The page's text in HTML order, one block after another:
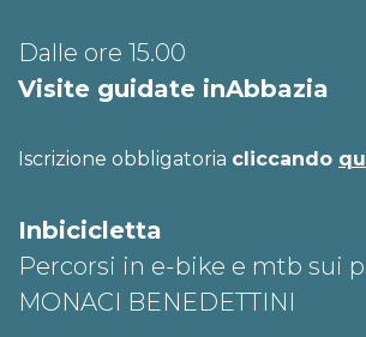
Dalle ore 15.00
Visite guidate inAbbazia
Iscrizione obbligatoria cliccando
Inbicicletta
Percorsi in e-bike e mtb sui
MONACI BENEDETTINI